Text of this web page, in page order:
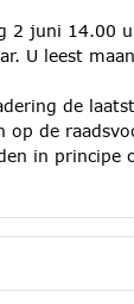
2 juni 14.00
U leest
de
op de
in principe